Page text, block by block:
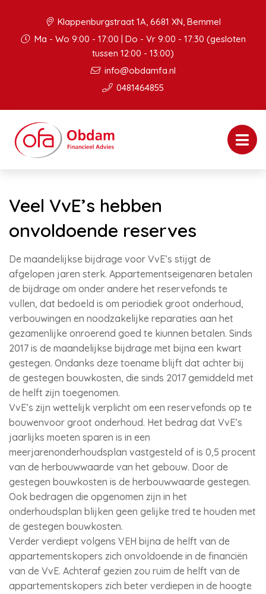
Klappenburgstraat 1A, 6681 XN, Bemmel
Ma - Wo 9:00 - 17:00 | Do - Vr 9:00 - 17:30 (gesloten
tussen 12:00 - 13:00)
info@obdamfa.nl
0481464855
Veel VvE’s hebben
onvoldoende reserves
De maandelijkse bijdrage voor VvE’s stijgt de
afgelopen jaren sterk. Appartementseigenaren betalen
de bijdrage om onder andere het reservefonds te
vullen, dat bedoeld is om periodiek groot onderhoud,
verbouwingen en noodzakelijke reparaties aan het
gezamenlijke onroerend goed te kiunnen betalen. Sinds
2017 is de maandelijkse bijdrage met bijna een kwart
gestegen. Ondanks deze toename blijft dat achter bij
de gestegen bouwkosten, die sinds 2017 gemiddeld met
de helft zijn toegenomen.
VvE’s zijn wettelijk verplicht om een reservefonds op te
bouwenvoor groot onderhoud. Het bedrag dat VvE’s
jaarlijks moeten sparen is in een
meerjarenonderhoudsplan vastgesteld of is 0,5 procent
van de herbouwwaarde van het gebouw. Door de
gestegen bouwkosten is de herbouwwaarde gestegen.
Ook bedragen die opgenomen zijn in het
onderhoudsplan blijken geen gelijke tred te houden met
de gestegen bouwkosten.
Verder verdiept volgens VEH bijna de helft van de
appartementskopers zich onvoldoende in de financiën
van de VvE. Achteraf gezien zou ruim de helft van de
appartementskopers zich beter verdiepen in de hoogte